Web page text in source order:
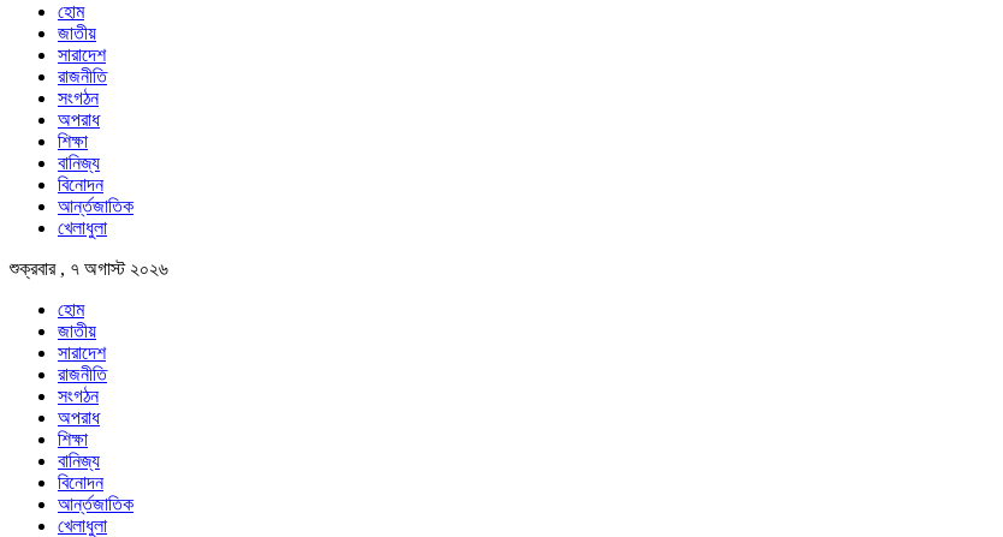
হোম
জাতীয়
সারাদেশ
রাজনীতি
সংগঠন
অপরাধ
শিক্ষা
বানিজ্য
বিনোদন
আর্ন্তজাতিক
খেলাধুলা
শুক্রবার , ৭ অগাস্ট ২০২৬
হোম
জাতীয়
সারাদেশ
রাজনীতি
সংগঠন
অপরাধ
শিক্ষা
বানিজ্য
বিনোদন
আর্ন্তজাতিক
খেলাধুলা